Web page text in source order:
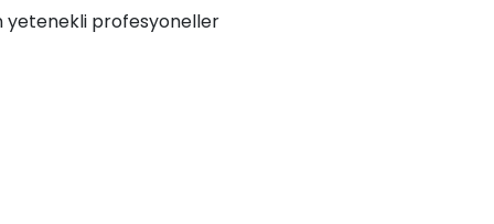
yetenekli profesyoneller